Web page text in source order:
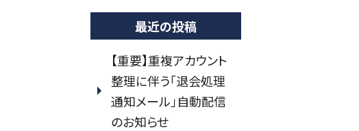
最近の投稿
【重要】重複アカウント
整理に伴う「退会処理
通知メール」自動配信
のお知らせ